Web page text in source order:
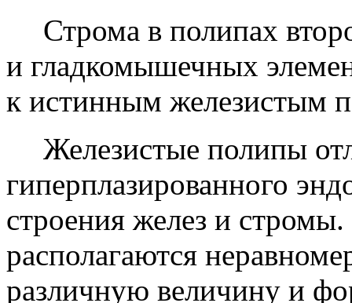
Строма в полипах
и гладкомышечных
к истинным железистым
Железистые полипы
гиперплазированного
строения желез и
располагаются
различную величину и